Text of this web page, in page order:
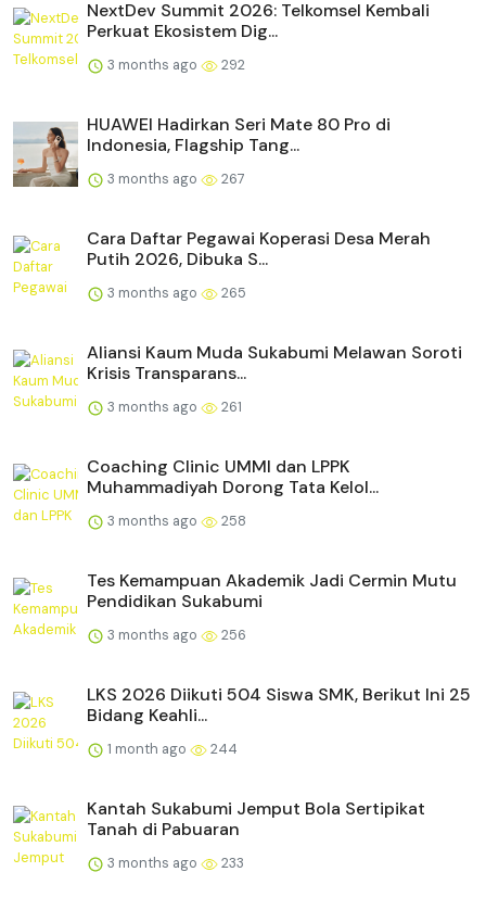
NextDev Summit 2026: Telkomsel Kembali
Perkuat Ekosistem Dig...
3 months ago 292
HUAWEI Hadirkan Seri Mate 80 Pro di
Indonesia, Flagship Tang...
3 months ago 267
Cara Daftar Pegawai Koperasi Desa Merah
Putih 2026, Dibuka S...
3 months ago 265
Aliansi Kaum Muda Sukabumi Melawan Soroti
Krisis Transparans...
3 months ago 261
Coaching Clinic UMMI dan LPPK
Muhammadiyah Dorong Tata Kelol...
3 months ago 258
Tes Kemampuan Akademik Jadi Cermin Mutu
Pendidikan Sukabumi
3 months ago 256
LKS 2026 Diikuti 504 Siswa SMK, Berikut Ini 25
Bidang Keahli...
1 month ago 244
Kantah Sukabumi Jemput Bola Sertipikat
Tanah di Pabuaran
3 months ago 233